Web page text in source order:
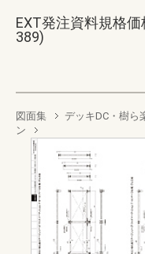
EXT発注資料規格
389)
図面集
デッキDC・樹ら
ン